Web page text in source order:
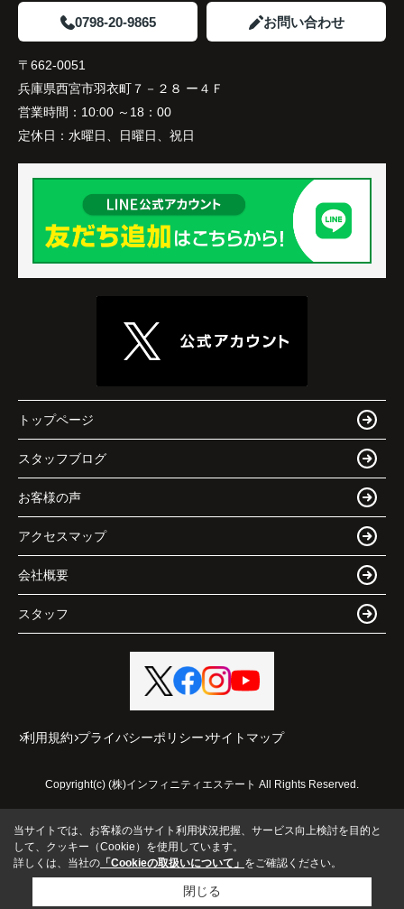
0798-20-9865 お問い合わせ
〒662-0051
兵庫県西宮市羽衣町７－２８ ー４Ｆ
営業時間： 10:00 ～18：00
定休日： 水曜日、日曜日、祝日
トップページ
スタッフブログ
お客様の声
アクセスマップ
会社概要
スタッフ
利用規約 プライバシーポリシー サイトマップ
Copyright(c) (株)インフィニティエステート All Rights Reserved.
当サイトでは、お客様の当サイト利用状況把握、サービス向上検討を目的と
して、クッキー（Cookie）を使用しています。
詳しくは、当社の 「Cookieの取扱いについて」 をご確認ください。
閉じる